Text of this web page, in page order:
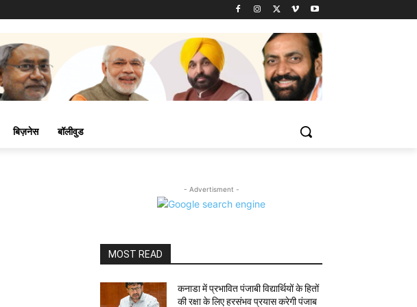
बिज़नेस बॉलीवुड
- Advertisment -
MOST READ
कनाडा में प्रभावित पंजाबी विद्यार्थियों के हितों
की रक्षा के लिए हरसंभव प्रयास करेगी पंजाब